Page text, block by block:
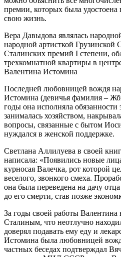
премии, которых была удостоена
свою жизнь.
Вера Давыдова являлась
народной артисткой Грузинской
Сталинских премий I степени,
трехкомнатной квартиры в
Валентина Истомина
Последней любовницей вождя
Истомина (девичья фамилия –
годы она исполняла
занималась хозяйством,
вопросы, связанные с бытом
нуждался в женской поддержке.
Светлана Аллилуева в своей
написала: «Появились новые
курносая Валечка, рот которой
веселого, звонкого смеха.
она была переведена на дачу
до его смерти, став позже
За годы своей работы Валентина
Сталиным, что неотлучно
доверял подавать ему еду и
Истомина была любовницей
частных беседах подтверждал